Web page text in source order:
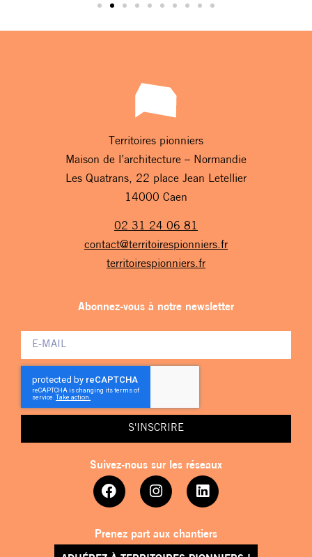
Territoires pionniers
Maison de l’architecture – Normandie
Les Quatrans, 22 place Jean Letellier
14000 Caen
02 31 24 06 81
contact@territoirespionniers.fr
territoirespionniers.fr
Abonnez-vous à notre newsletter
S'INSCRIRE
Suivez-nous sur les réseaux
Prenez part aux chantiers